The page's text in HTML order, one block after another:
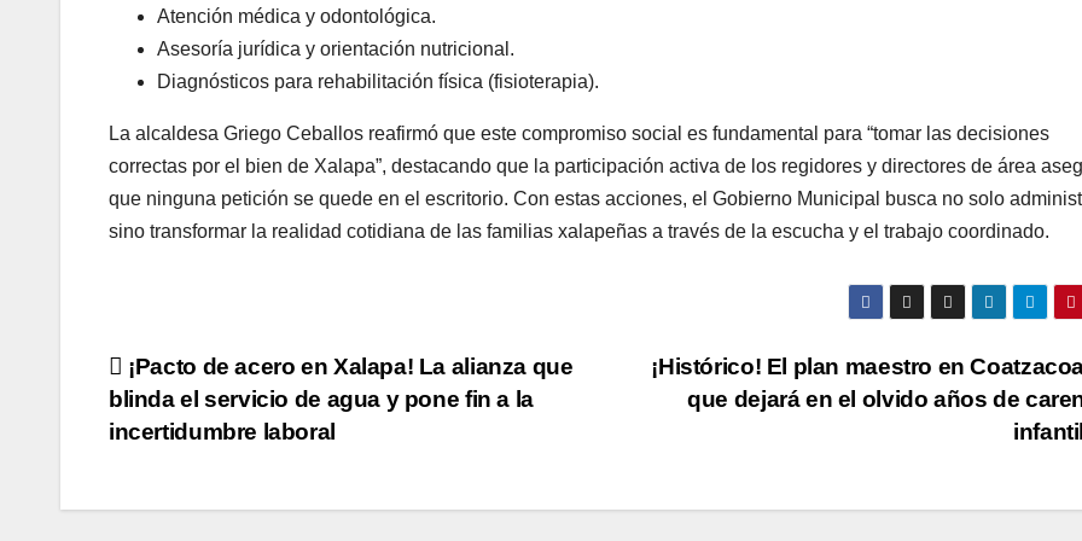
Atención médica y odontológica.
Asesoría jurídica y orientación nutricional.
Diagnósticos para rehabilitación física (fisioterapia).
La alcaldesa Griego Ceballos reafirmó que este compromiso social es fundamental para “tomar las decisiones
correctas por el bien de Xalapa”, destacando que la participación activa de los regidores y directores de área
que ninguna petición se quede en el escritorio. Con estas acciones, el Gobierno Municipal busca no solo
sino transformar la realidad cotidiana de las familias xalapeñas a través de la escucha y el trabajo coordinado.
Navegación
de
¡Histórico! El plan maestro en
que dejará en el olvido años de
¡Pacto de acero en Xalapa! La alianza que
blinda el servicio de agua y pone fin a la
incertidumbre laboral